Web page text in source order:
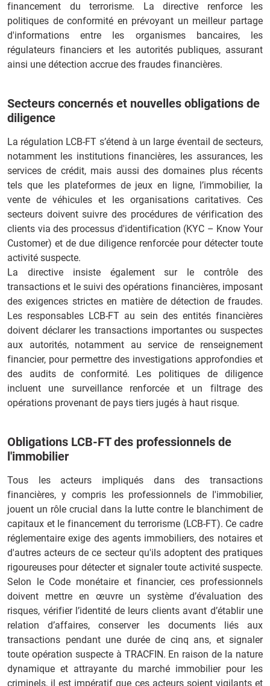
financement du terrorisme. La directive renforce les
politiques de conformité en prévoyant un meilleur partage
d'informations entre les organismes bancaires, les
régulateurs financiers et les autorités publiques, assurant
ainsi une détection accrue des fraudes financières.
Secteurs concernés et nouvelles obligations de
diligence
La régulation LCB-FT s’étend à un large éventail de secteurs,
notamment les institutions financières, les assurances, les
services de crédit, mais aussi des domaines plus récents
tels que les plateformes de jeux en ligne, l’immobilier, la
vente de véhicules et les organisations caritatives. Ces
secteurs doivent suivre des procédures de vérification des
clients via des processus d'identification (KYC – Know Your
Customer) et de due diligence renforcée pour détecter toute
activité suspecte.
La directive insiste également sur le contrôle des
transactions et le suivi des opérations financières, imposant
des exigences strictes en matière de détection de fraudes.
Les responsables LCB-FT au sein des entités financières
doivent déclarer les transactions importantes ou suspectes
aux autorités, notamment au service de renseignement
financier, pour permettre des investigations approfondies et
des audits de conformité. Les politiques de diligence
incluent une surveillance renforcée et un filtrage des
opérations provenant de pays tiers jugés à haut risque.
Obligations LCB-FT des professionnels de
l'immobilier
Tous les acteurs impliqués dans des transactions
financières, y compris les professionnels de l'immobilier,
jouent un rôle crucial dans la lutte contre le blanchiment de
capitaux et le financement du terrorisme (LCB-FT). Ce cadre
réglementaire exige des agents immobiliers, des notaires et
d'autres acteurs de ce secteur qu'ils adoptent des pratiques
rigoureuses pour détecter et signaler toute activité suspecte.
Selon le Code monétaire et financier, ces professionnels
doivent mettre en œuvre un système d’évaluation des
risques, vérifier l’identité de leurs clients avant d’établir une
relation d’affaires, conserver les documents liés aux
transactions pendant une durée de cinq ans, et signaler
toute opération suspecte à TRACFIN. En raison de la nature
dynamique et attrayante du marché immobilier pour les
criminels, il est impératif que ces acteurs soient vigilants et